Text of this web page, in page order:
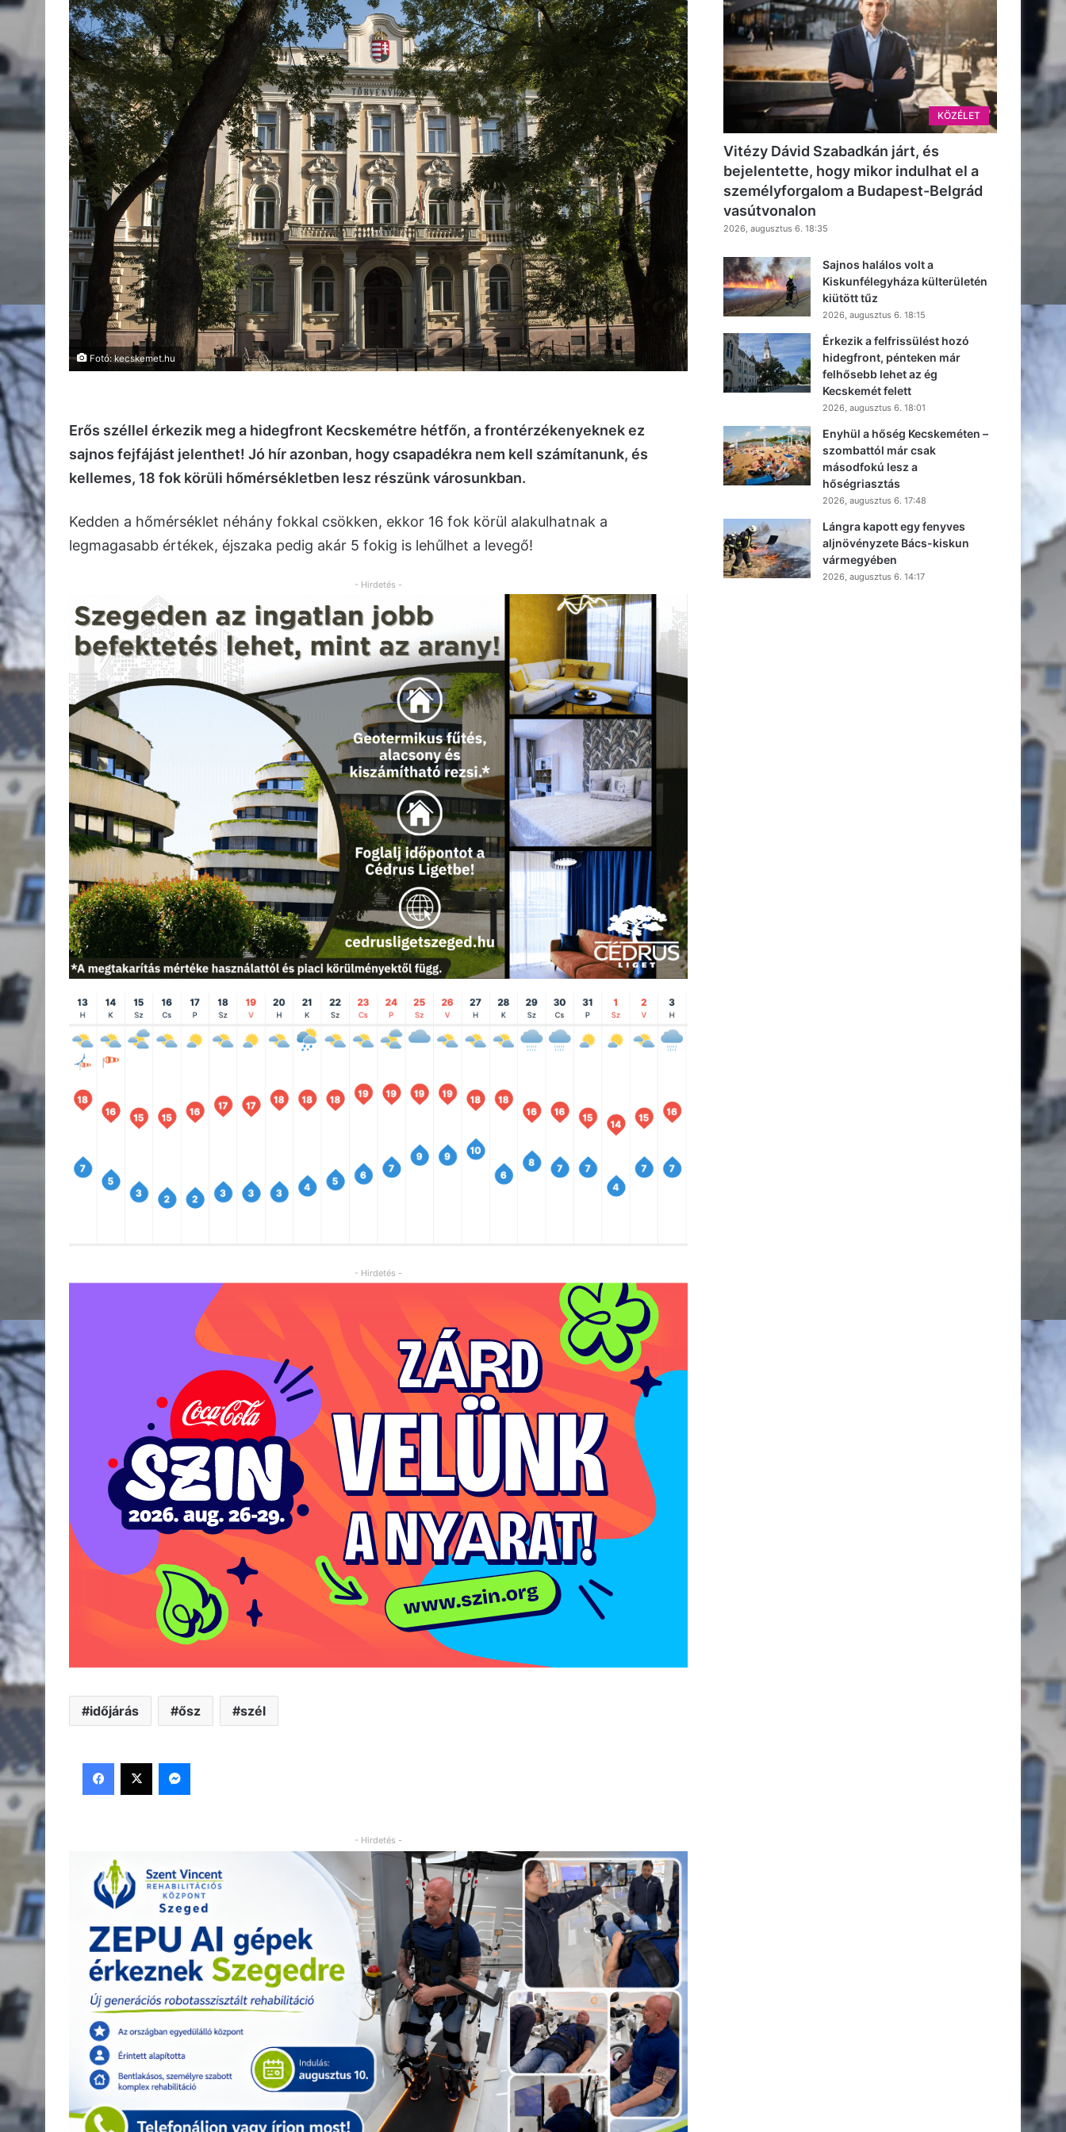
Fotó: kecskemet.hu
Erős széllel érkezik meg a hidegfront Kecskemétre hétfőn, a frontérzékenyeknek ez
sajnos fejfájást jelenthet! Jó hír azonban, hogy csapadékra nem kell számítanunk, és
kellemes, 18 fok körüli hőmérsékletben lesz részünk városunkban.
Kedden a hőmérséklet néhány fokkal csökken, ekkor 16 fok körül alakulhatnak a
legmagasabb értékek, éjszaka pedig akár 5 fokig is lehűlhet a levegő!
- Hirdetés -
- Hirdetés -
időjárás ősz szél
Facebook
X Messenger
- Hirdetés -
KÖZÉLET
Vitézy Dávid Szabadkán járt, és
bejelentette, hogy mikor indulhat el a
személyforgalom a Budapest-Belgrád
vasútvonalon
2026, augusztus 6. 18:35
Sajnos halálos volt a
Kiskunfélegyháza külterületén
kiütött tűz
2026, augusztus 6. 18:15
Érkezik a felfrissülést hozó
hidegfront, pénteken már
felhősebb lehet az ég
Kecskemét felett
2026, augusztus 6. 18:01
Enyhül a hőség Kecskeméten –
szombattól már csak
másodfokú lesz a
hőségriasztás
2026, augusztus 6. 17:48
Lángra kapott egy fenyves
aljnövényzete Bács-kiskun
vármegyében
2026, augusztus 6. 14:17